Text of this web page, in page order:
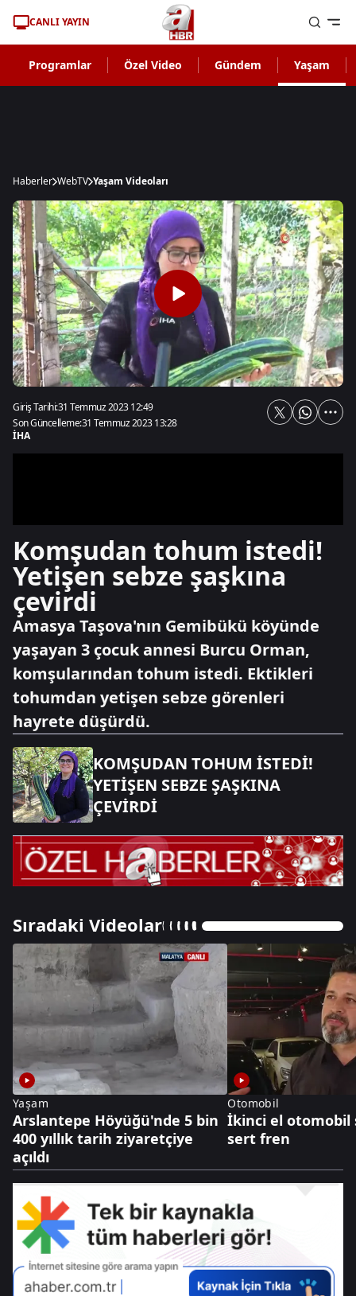
CANLI YAYIN
Programlar Özel Video Gündem Yaşam
Haberler WebTV Yaşam Videoları
Giriş Tarihi:31 Temmuz 2023 12:49
Son Güncelleme:31 Temmuz 2023 13:28
İHA
Komşudan tohum istedi!
Yetişen sebze şaşkına
çevirdi
Amasya Taşova'nın Gemibükü köyünde
yaşayan 3 çocuk annesi Burcu Orman,
komşularından tohum istedi. Ektikleri
tohumdan yetişen sebze görenleri
hayrete düşürdü.
KOMŞUDAN TOHUM İSTEDİ!
YETİŞEN SEBZE ŞAŞKINA
ÇEVİRDİ
Sıradaki Videolar
Yaşam
Arslantepe Höyüğü'nde 5 bin
400 yıllık tarih ziyaretçiye
açıldı
Otomobil
İkinci el otomobil
sert fren